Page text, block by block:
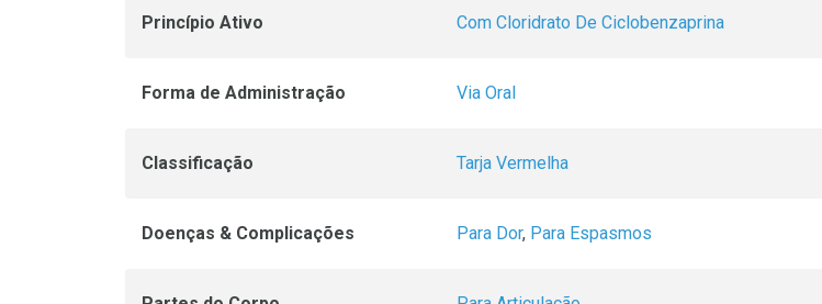
Princípio Ativo Com Cloridrato De Ciclobenzaprina
Forma de Administração Via Oral
Classificação Tarja Vermelha
Doenças & Complicações Para Dor, Para Espasmos